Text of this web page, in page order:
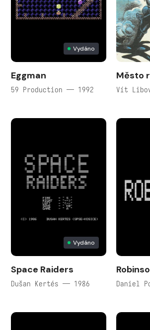
Vydáno
Eggman
59 Production — 1992
Město
Vít
Vydáno
Space Raiders
Dušan Kertés — 1986 Daniel